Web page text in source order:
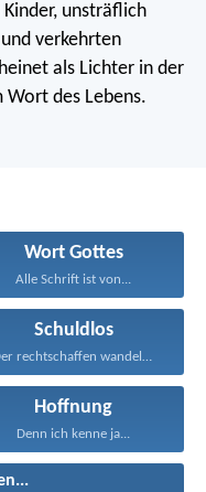
unsträflich
verkehrten
als Lichter in der
des Lebens.
Wort Gottes
Alle Schrift ist von...
Schuldlos
Der rechtschaffen wandelt und...
Hoffnung
Denn ich kenne ja...